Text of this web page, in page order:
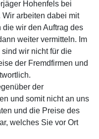
Hohenfels bei
Wir arbeiten dabei mit
wir den Auftrag des
weiter vermitteln. Im
wir nicht für die
der Fremdfirmen und
der
und somit nicht an uns
und die Preise des
welches Sie vor Ort